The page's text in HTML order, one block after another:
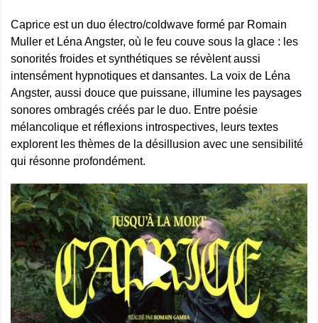
Caprice est un duo électro/coldwave formé par Romain
Muller et Léna Angster, où le feu couve sous la glace : les
sonorités froides et synthétiques se révèlent aussi
intensément hypnotiques et dansantes. La voix de Léna
Angster, aussi douce que puissane, illumine les paysages
sonores ombragés créés par le duo. Entre poésie
mélancolique et réflexions introspectives, leurs textes
explorent les thèmes de la désillusion avec une sensibilité
qui résonne profondément.